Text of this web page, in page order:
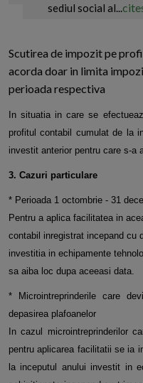
sediul social al...
Scutirea de impozit pe
acorda doar in limita
perioada respectiva
In situatia in care se
profitul contabil cumulat de la
investit anterior pentru care s-a
3. Cazuri particulare
* Perioada 1 octombrie - 31
Pentru a aplica facilitatea in
contabil inregistrat incepand cu
investitia in echipamente
sa aiba loc dupa aceeasi data.
* Microintreprinderile care
depasirea plafoanelor
In cazul microintreprinderilor
pentru aplicarea facilitatii se ia
la inceputul anului investit in